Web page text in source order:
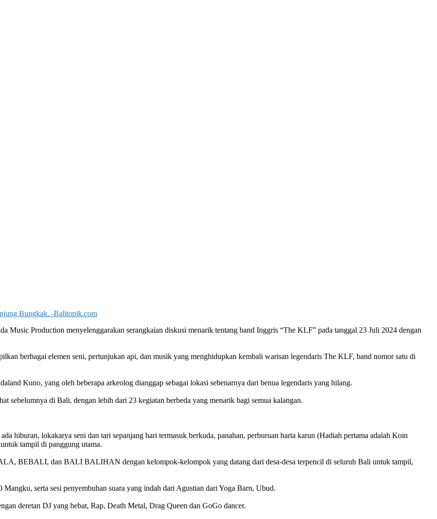
Bungkak. -Balitopik.com
Music Production menyelenggarakan serangkaian diskusi menarik tentang band Inggris “The KLF” pada tanggal 23 Juli 2024 dengan
berbagai elemen seni, pertunjukan api, dan musik yang menghidupkan kembali warisan legendaris The KLF, band nomor satu di
Kuno, yang oleh beberapa arkeolog dianggap sebagai lokasi sebenarnya dari benua legendaris yang hilang.
sebelumnya di Bali, dengan lebih dari 23 kegiatan berbeda yang menarik bagi semua kalangan.
hiburan, lokakarya seni dan tari sepanjang hari termasuk berkuda, panahan, perburuan harta karun (Hadiah pertama adalah Koin
tampil di panggung utama.
BEBALI, dan BALI BALIHAN dengan kelompok-kelompok yang datang dari desa-desa terpencil di seluruh Bali untuk tampil,
serta sesi penyembuhan suara yang indah dari Agustian dari Yoga Barn, Ubud.
deretan DJ yang hebat, Rap, Death Metal, Drag Queen dan GoGo dancer.